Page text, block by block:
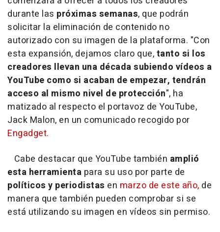
durante las próximas semanas, que podrán
solicitar la eliminación de contenido no
autorizado con su imagen de la plataforma. "Con
esta expansión, dejamos claro que,tanto si los
creadores llevan una década subiendo vídeos a
YouTube como si acaban de empezar, tendrán
acceso al mismo nivel de protección", ha
matizado al respecto el portavoz de YouTube,
Jack Malon, en un comunicado recogido por
Engadget.
Cabe destacar que YouTube también amplió
esta herramienta para su uso por parte de
políticos y periodistas en marzo de este año, de
manera que también pueden comprobar si se
está utilizando su imagen en vídeos sin permiso.